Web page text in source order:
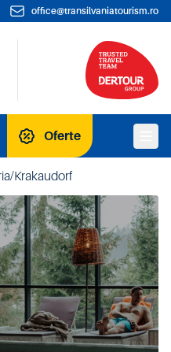
office@transilvaniatourism.ro
Oferte
/Krakaudorf